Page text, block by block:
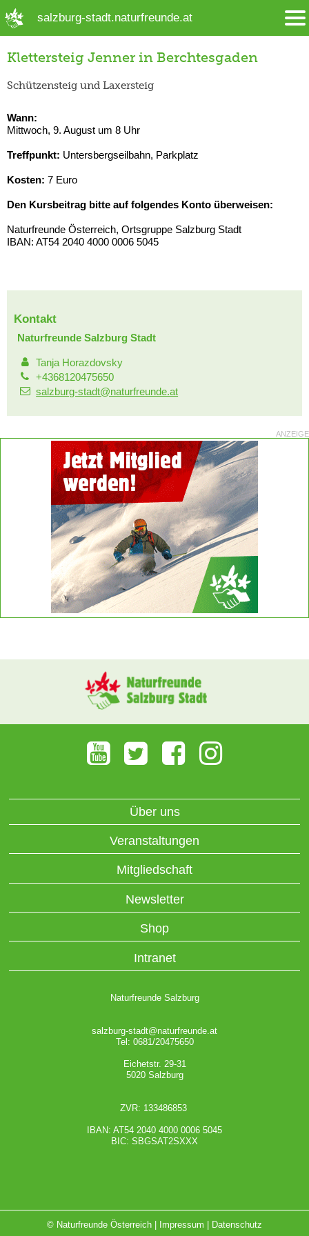
salzburg-stadt.naturfreunde.at
Klettersteig Jenner in Berchtesgaden
Schützensteig und Laxersteig
Wann:
Mittwoch, 9. August um 8 Uhr
Treffpunkt: Untersbergseilbahn, Parkplatz
Kosten: 7 Euro
Den Kursbeitrag bitte auf folgendes Konto überweisen:
Naturfreunde Österreich, Ortsgruppe Salzburg Stadt
IBAN: AT54 2040 4000 0006 5045
Kontakt
Naturfreunde Salzburg Stadt
Tanja Horazdovsky
+4368120475650
salzburg-stadt@naturfreunde.at
ANZEIGE
Über uns
Veranstaltungen
Mitgliedschaft
Newsletter
Shop
Intranet
Naturfreunde Salzburg
salzburg-stadt@naturfreunde.at
Tel: 0681/20475650
Eichetstr. 29-31
5020 Salzburg
ZVR: 133486853
IBAN: AT54 2040 4000 0006 5045
BIC: SBGSAT2SXXX
© Naturfreunde Österreich | Impressum Datenschutz